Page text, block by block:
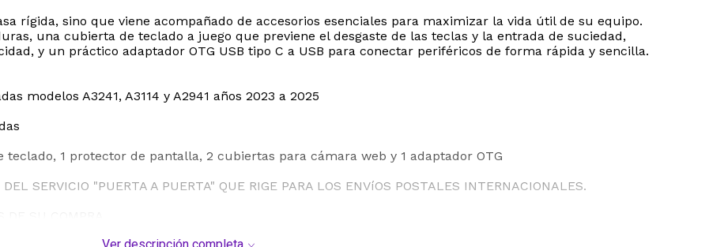
rígida, sino que viene acompañado de accesorios esenciales para maximizar la vida útil de su equipo.
una cubierta de teclado a juego que previene el desgaste de las teclas y la entrada de suciedad,
y un práctico adaptador OTG USB tipo C a USB para conectar periféricos de forma rápida y sencilla.
modelos A3241, A3114 y A2941 años 2023 a 2025
1 protector de pantalla, 2 cubiertas para cámara web y 1 adaptador OTG
SERVICIO "PUERTA A PUERTA" QUE RIGE PARA LOS ENVíOS POSTALES INTERNACIONALES.